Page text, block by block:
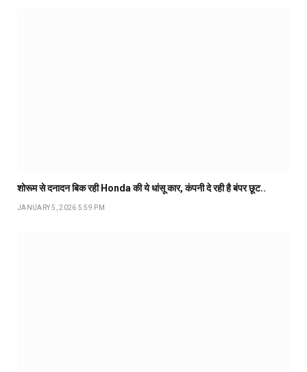
शोरूम से दनादन बिक रही Honda की ये धांसू कार, कंपनी दे रही है बंपर छूट..
JANUARY 5, 2026 5:59 PM